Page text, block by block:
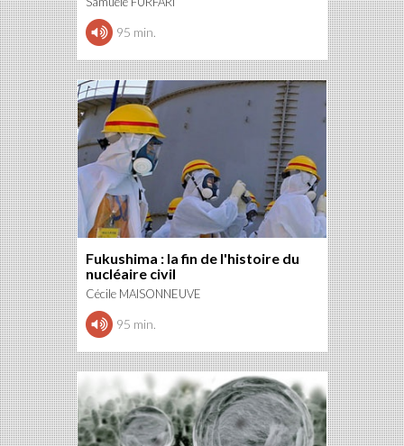
95 min.
Fukushima : la fin de l'histoire du
nucléaire civil
Cécile MAISONNEUVE
95 min.